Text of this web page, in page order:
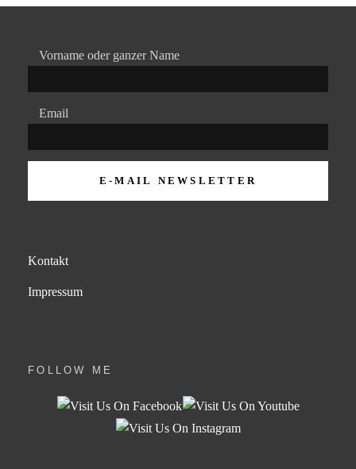
Vorname oder ganzer Name
Email
Kontakt
Impressum
FOLLOW ME